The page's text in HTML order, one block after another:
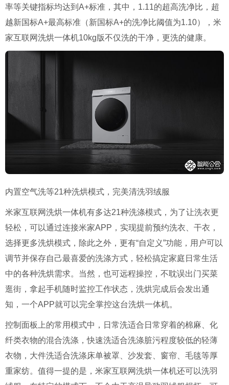
率等关键指标均达到 A+标准，其中， 1.11的超高洗净比，超
越新国标A+最高标准（新国标A+的洗净比阈值为1.10），米
家互联网洗烘一体机10kg版不仅洗的干净，更洗的健康。
内置空气洗等21种洗烘模式，完美清洗羽绒服
米家互联网洗烘一体机有多达21种洗涤模式，为了让洗衣更
轻松，可以通过连接米家APP ，实现提前预约洗衣、干衣，
选择更多洗烘模式，除此之外，更有“自定义”功能，用户可以
调节并保存自己最喜爱的洗涤方式，轻松搞定家庭日常生活
中的各种洗烘需求。当然，也可远程操控，不耽误出门买菜
逛街，拿起手机随时监控工作状态，洗烘完成后会发出通
知，一个APP就可以完全掌控这台洗烘一体机。
控制面板上的常用模式中，日常洗适合日常穿着的棉麻、化
纤类衣物的混合洗涤，快速洗适合洗涤脏污程度较低的轻薄
衣物，大件洗适合洗涤床单被罩、沙发套、窗帘、毛毯等厚
重家纺。值得一提的是，米家互联网洗烘一体机还可以洗羽